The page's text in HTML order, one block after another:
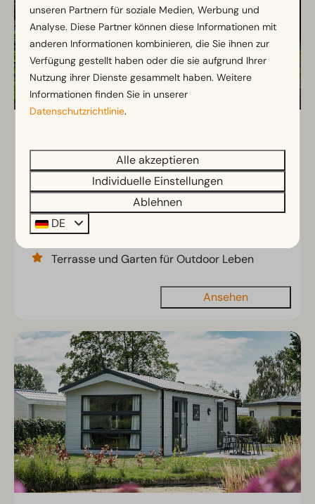
347 €
6
3
Einige
Geräumiges Chalet mit hellem
Wohnbereich
Moderne Küche mit kompletter
Ausstattung
Terrasse und Garten für Outdoor Leben
Ansehen
unseren Partnern für soziale Medien, Werbung und
Analyse. Diese Partner können diese Informationen mit
anderen Informationen kombinieren, die Sie ihnen zur
Verfügung gestellt haben oder die sie aufgrund Ihrer
Nutzung ihrer Dienste gesammelt haben. Weitere
Informationen finden Sie in unserer
Datenschutzrichtlinie.
Alle akzeptieren
Individuelle Einstellungen
Ablehnen
DE